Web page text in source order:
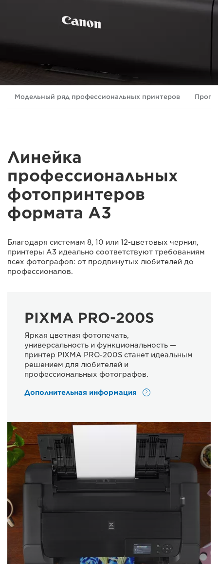
Модельный ряд профессиональных принтеров
Линейка
профессиональных
фотопринтеров
формата A3
Благодаря системам 8, 10 или 12-цветовых чернил,
принтеры A3 идеально соответствуют требованиям
всех фотографов: от продвинутых любителей до
профессионалов.
PIXMA PRO-200S
Яркая цветная фотопечать,
универсальность и функциональность —
принтер PIXMA PRO-200S станет идеальным
решением для любителей и
профессиональных фотографов.
Дополнительная информация